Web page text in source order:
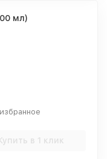
мл)
в 1 клик